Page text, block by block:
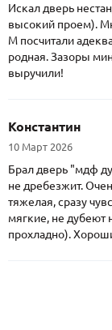
Искал дверь
высокий проем).
М посчитали
родная. Зазоры
выручили!
Константин
10 Март 2026
Брал дверь "мдф
не дребезжит.
тяжелая, сразу
мягкие, не дубеют
прохладно).